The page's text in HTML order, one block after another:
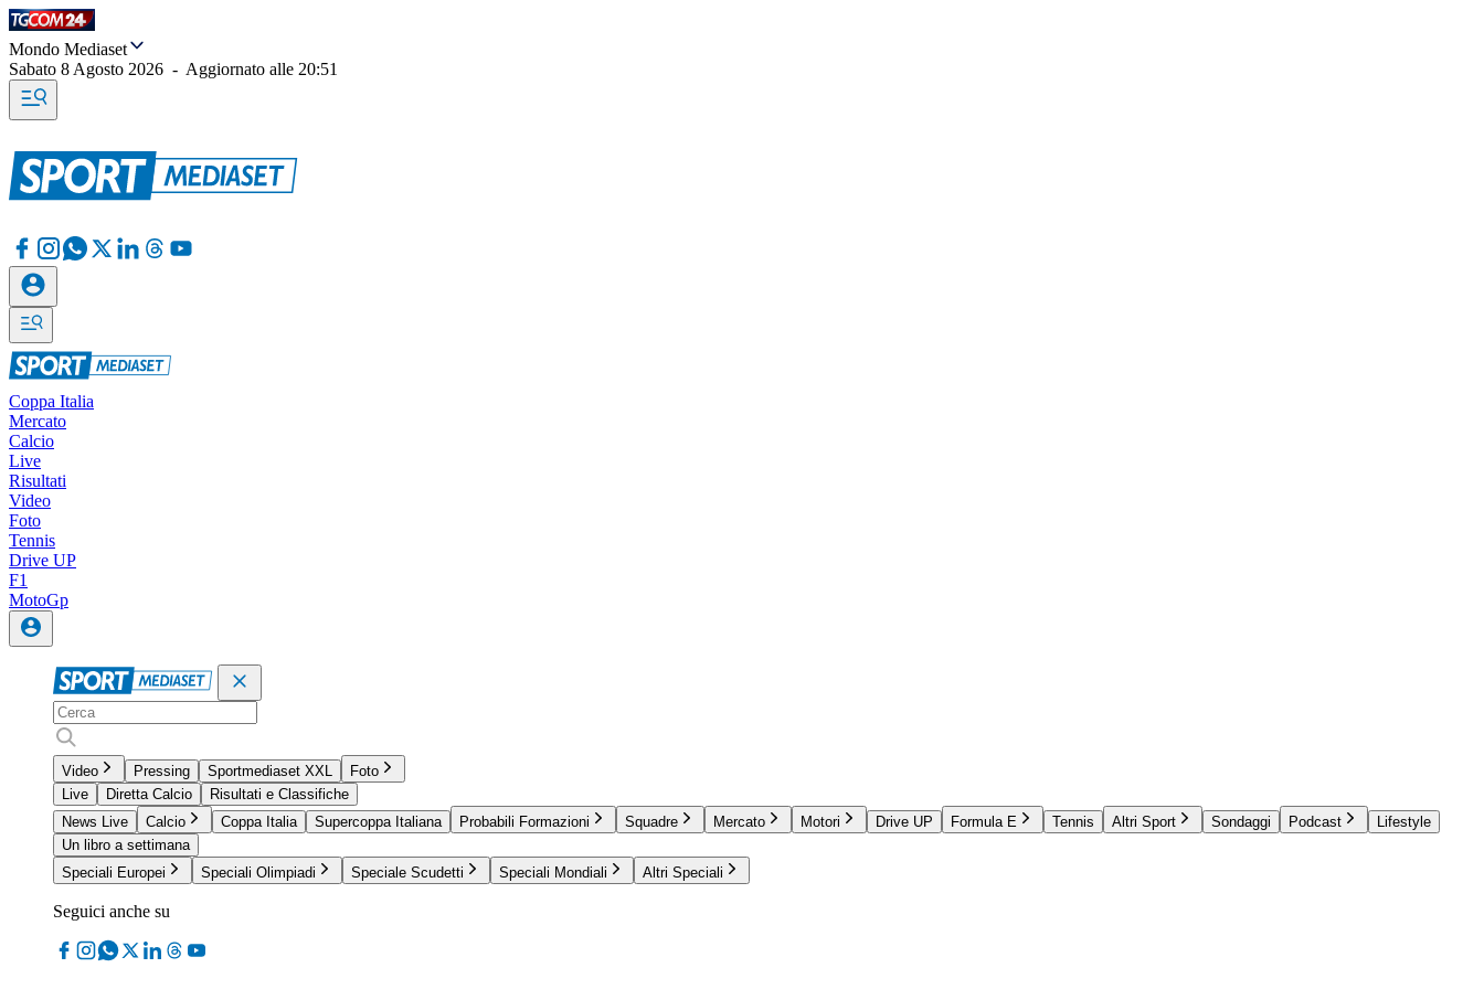
Mondo Mediaset
Sabato 8 Agosto 2026 - Aggiornato alle 20:51
Coppa Italia
Mercato
Calcio
Live
Risultati
Video
Foto
Tennis
Drive UP
F1
MotoGp
Video Pressing Sportmediaset XXL
Foto
Live
Diretta Calcio
Risultati e Classifiche
News Live
Calcio Coppa Italia Supercoppa Italiana Probabili Formazioni Squadre Mercato Motori Drive UP Formula E Tennis Altri Sport Sondaggi Podcast
Lifestyle
Un libro a settimana
Speciali Europei
Speciali Olimpiadi Speciale Scudetti Speciali Mondiali Altri Speciali
Seguici anche su